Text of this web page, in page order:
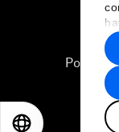
Política
2026